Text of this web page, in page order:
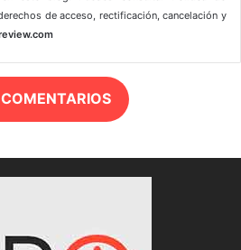
de acceso, rectificación, cancelación y